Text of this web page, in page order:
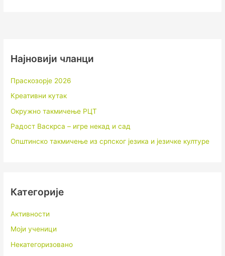
Најновији чланци
Праскозорје 2026
Креативни кутак
Окружно такмичење РЦТ
Радост Васкрса – игре некад и сад
Општинско такмичење из српског језика и језичке културе
Категорије
Активности
Моји ученици
Некатегоризовано